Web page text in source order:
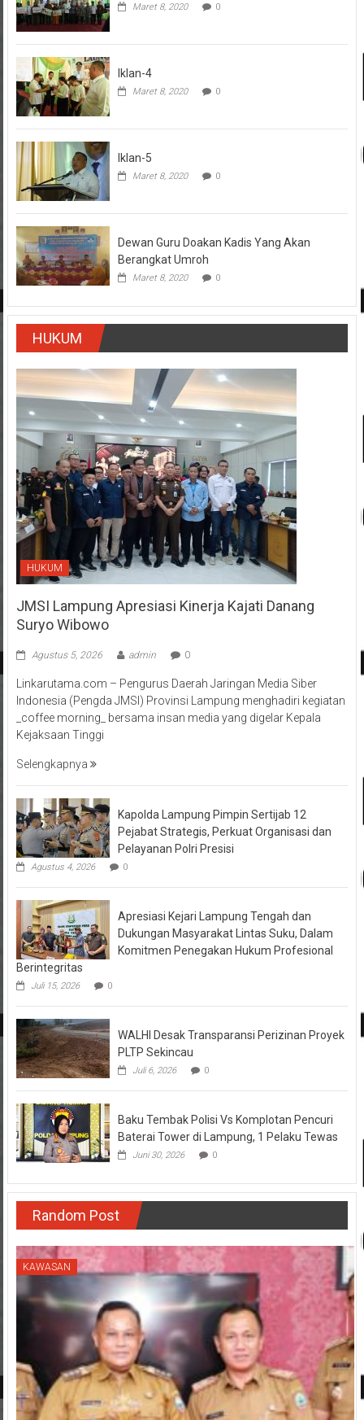
Maret 8, 2020 0
Iklan-4
Maret 8, 2020 0
Iklan-5
Maret 8, 2020 0
Dewan Guru Doakan Kadis Yang Akan
Berangkat Umroh
Maret 8, 2020 0
HUKUM
HUKUM
JMSI Lampung Apresiasi Kinerja Kajati Danang
Suryo Wibowo
Agustus 5, 2026 admin 0
Linkarutama.com – Pengurus Daerah Jaringan Media Siber
Indonesia (Pengda JMSI) Provinsi Lampung menghadiri kegiatan
_coffee morning_ bersama insan media yang digelar Kepala
Kejaksaan Tinggi
Selengkapnya
Kapolda Lampung Pimpin Sertijab 12
Pejabat Strategis, Perkuat Organisasi dan
Pelayanan Polri Presisi
Agustus 4, 2026 0
Apresiasi Kejari Lampung Tengah dan
Dukungan Masyarakat Lintas Suku, Dalam
Komitmen Penegakan Hukum Profesional
Berintegritas
Juli 15, 2026 0
WALHI Desak Transparansi Perizinan Proyek
PLTP Sekincau
Juli 6, 2026 0
Baku Tembak Polisi Vs Komplotan Pencuri
Baterai Tower di Lampung, 1 Pelaku Tewas
Juni 30, 2026 0
Random Post
KAWASAN